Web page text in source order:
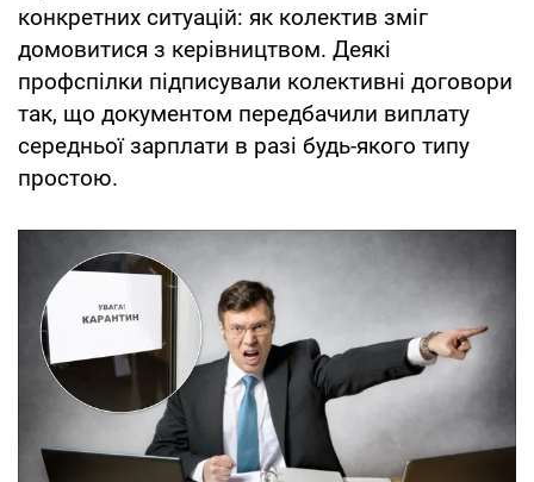
конкретних ситуацій: як колектив зміг
домовитися з керівництвом. Деякі
профспілки підписували колективні договори
так, що документом передбачили виплату
середньої зарплати в разі будь-якого типу
простою.